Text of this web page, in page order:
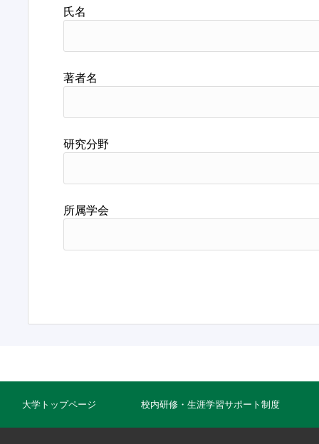
氏名
著者名
研究分野
所属学会
大学トップページ 校内研修・生涯学習サポート制度